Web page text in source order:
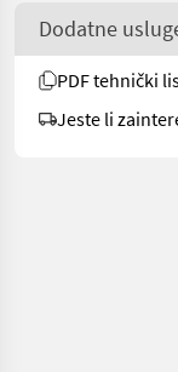
Dodatne
PDF tehnički
Jeste li